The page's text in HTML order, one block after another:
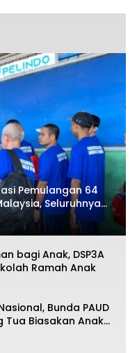
Pemulangan 64
Seluruhnya
bagi Anak, DSP3A
Ramah Anak
Bunda PAUD
Tua Biasakan Anak